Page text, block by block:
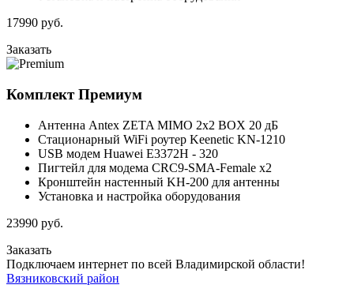
17990 руб.
Заказать
КомплектПремиум
Антенна Antex ZETA MIMO 2x2 BOX 20 дБ
Стационарный WiFi роутер Keenetic KN-1210
USB модем Huawei E3372H - 320
Пигтейл для модема CRC9-SMA-Female x2
Кронштейн настенный KH-200 для антенны
Установка и настройка оборудования
23990 руб.
Заказать
Подключаем интернет по всей Владимирской области!
Вязниковский район